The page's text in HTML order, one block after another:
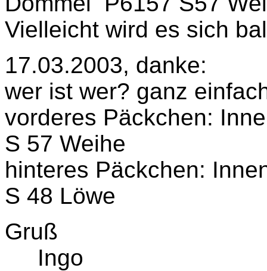
Vielleicht wird es sich
17.03.2003, danke:
wer ist wer? ganz
vorderes Päckchen:
S 57 Weihe
hinteres Päckchen:
S 48 Löwe
Gruß
Ingo